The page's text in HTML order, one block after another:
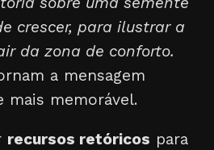
crescer, para ilustrar a
da zona de conforto.
a mensagem
mais memorável.
recursos retóricos para